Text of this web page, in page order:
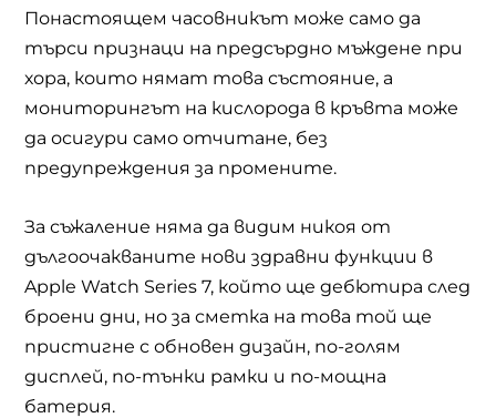
Понастоящем часовникът може само да
търси признаци на предсърдно мъждене при
хора, които нямат това състояние, а
мониторингът на кислорода в кръвта може
да осигури само отчитане, без
предупреждения за промените.
За съжаление няма да видим никоя от
дългоочакваните нови здравни функции в
Apple Watch Series 7, който ще дебютира след
броени дни, но за сметка на това той ще
пристигне с обновен дизайн, по-голям
дисплей, по-тънки рамки и по-мощна
батерия.